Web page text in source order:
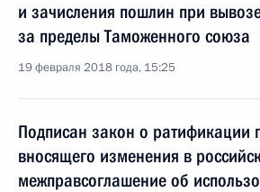
и зачисления пошлин при
за пределы Таможенного союза
19 февраля 2018 года, 15:25
Подписан закон о ратификации
вносящего изменения в
межправсоглашение об